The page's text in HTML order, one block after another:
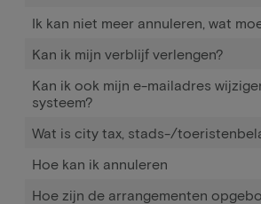
Ik kan niet meer annuleren, wat
Kan ik mijn verblijf verlengen?
Kan ik ook mijn e-mailadres
systeem?
Wat is city tax, stads-/
Hoe kan ik annuleren
Hoe zijn de arrangementen